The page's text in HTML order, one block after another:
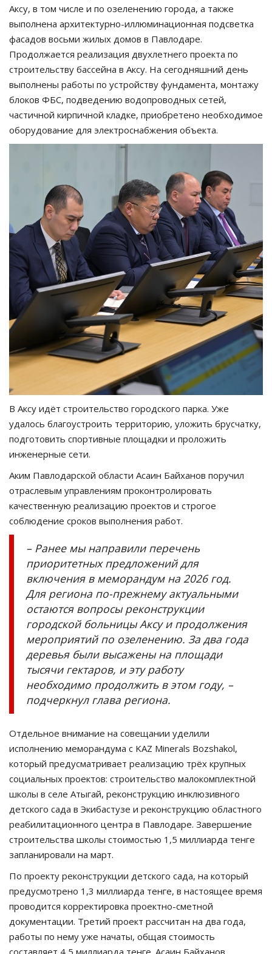
Аксу, в том числе и по озеленению города, а также
выполнена архитектурно-иллюминационная подсветка
фасадов восьми жилых домов в Павлодаре.
Продолжается реализация двухлетнего проекта по
строительству бассейна в Аксу. На сегодняшний день
выполнены работы по устройству фундамента, монтажу
блоков ФБС, подведению водопроводных сетей,
частичной кирпичной кладке, приобретено необходимое
оборудование для электроснабжения объекта.
В Аксу идёт строительство городского парка. Уже
удалось благоустроить территорию, уложить брусчатку,
подготовить спортивные площадки и проложить
инженерные сети.
Аким Павлодарской области Асаин Байханов поручил
отраслевым управлениям проконтролировать
качественную реализацию проектов и строгое
соблюдение сроков выполнения работ.
– Ранее мы направили перечень
приоритетных предложений для
включения в меморандум на 2026 год.
Для региона по-прежнему актуальными
остаются вопросы реконструкции
городской больницы Аксу и продолжения
мероприятий по озеленению. За два года
деревья были высажены на площади
тысячи гектаров, и эту работу
необходимо продолжить в этом году, –
подчеркнул глава региона.
Отдельное внимание на совещании уделили
исполнению меморандума с KAZ Minerals Bozshakol,
который предусматривает реализацию трёх крупных
социальных проектов: строительство малокомплектной
школы в селе Атыгай, реконструкцию инклюзивного
детского сада в Экибастузе и реконструкцию областного
реабилитационного центра в Павлодаре. Завершение
строительства школы стоимостью 1,5 миллиарда тенге
запланировали на март.
По проекту реконструкции детского сада, на который
предусмотрено 1,3 миллиарда тенге, в настоящее время
проводится корректировка проектно-сметной
документации. Третий проект рассчитан на два года,
работы по нему уже начаты, общая стоимость